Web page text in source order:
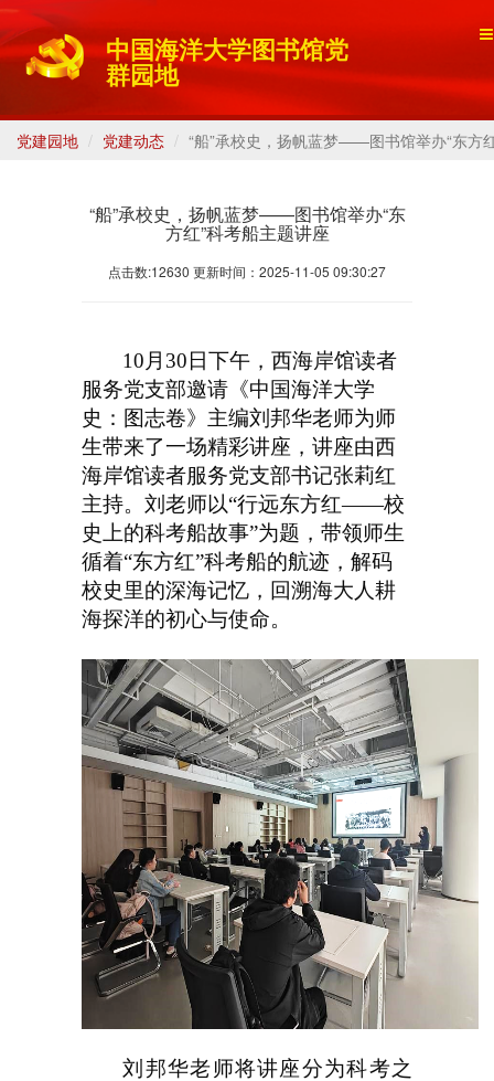
中国海洋大学图书馆党
群园地
党建园地 党建动态 “船”承校史，扬帆蓝梦——图书馆举办“东方
“船”承校史，扬帆蓝梦——图书馆举办“东
方红”科考船主题讲座
点击数:12630 更新时间：2025-11-05 09:30:27
10 月30日下午，西海岸馆读者
服务党支部邀请《中国海洋大学
史：图志卷》主编刘邦华老师为师
生带来了一场精彩讲座，讲座由西
海岸馆读者服务党支部书记张莉红
主持。刘老师以“行远东方红——校
史上的科考船故事”为题，带领师生
循着“东方红”科考船的航迹，解码
校史里的深海记忆，回溯海大人耕
海探洋的初心与使命。
刘邦华老师将讲座分为科考之